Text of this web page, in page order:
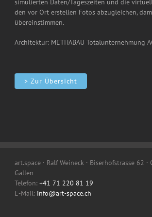
den vor Ort erstellen Fotos abzugleichen,
übereinstimmen.
Architektur: METHABAU Totalunternehmung
> Zur Übersicht
art.space · Ralf Weineck · Biserhofstrasse 62 ·
Gallen
Telefon: +41 71 220 81 19
E-Mail: info@art-space.ch